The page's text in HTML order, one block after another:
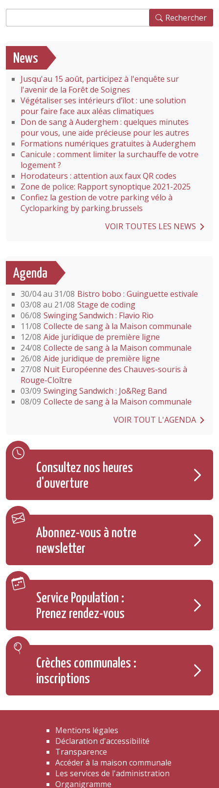
Rechercher
News
Jusqu'au 15 août, participez à l'enquête sur
l'avenir de la Forêt de Soignes
Végétaliser ses intérieurs d’îlot : une solution
pour faire face aux aléas climatiques
Don de sang à Auderghem : quelques minutes
pour vous, une aide précieuse pour les autres
Formations numériques gratuites à Auderghem
Canicule : comment limiter la surchauffe de votre
logement ?
Horodateurs : attention aux faux QR codes
Zone de police: Rapport synoptique 2021-2025
Confiez la gestion de votre parking vélo à
Cycloparking by parking.brussels
VOIR TOUTES LES NEWS
Agenda
30/04 au 31/08 Bistro bobo : Guinguette estivale
03/08 au 21/08 Stage de coding
06/08 Swinging Sandwich : Flavio Rio
11/08 Collecte de sang à la Maison communale
12/08 Aide juridique de première ligne
24/08 Collecte de sang à la Maison communale
26/08 Aide juridique de première ligne
27/08 Nuit Européenne des Chauves-souris à
Rouge-Cloître
03/09 Swinging Sandwich : Jo&Reg Band
08/09 Collecte de sang à la Maison communale
VOIR TOUT L'AGENDA
Consultez nos heures
d'ouverture
Abonnez-vous à notre
newsletter
Service Population :
Prenez rendez-vous
Crèches communales :
inscriptions
Mentions légales
Déclaration d'accessibilité
Transparence
Accéder à la maison communale
Les services de l'administration
Organigramme